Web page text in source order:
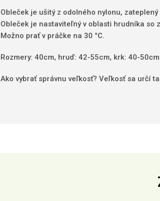
Obleček je ušitý z odolného nylonu,
Obleček je nastaviteľný v oblasti hrudníka so
Možno prať v práčke na 30 °C.
Rozmery: 40cm, hruď: 42-55cm, krk: 40-50cm
Ako vybrať správnu veľkosť? Veľkosť sa určí